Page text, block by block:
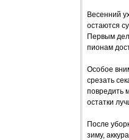
Весенний
остаются
Первым
пионам
Особое
срезать
повредить
остатки
После
зиму,